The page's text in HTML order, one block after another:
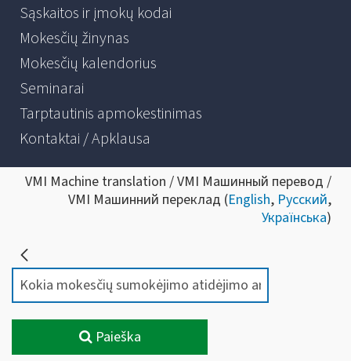
Sąskaitos ir įmokų kodai
Mokesčių žinynas
Mokesčių kalendorius
Seminarai
Tarptautinis apmokestinimas
Kontaktai / Apklausa
VMI Machine translation / VMI Машинный перевод /
VMI Машинний переклад (English, Русский,
Українська)
Paieška